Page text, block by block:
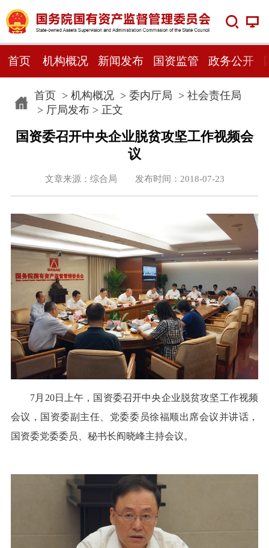
首页 机构概况 新闻发布 国资监管 政务公开
首页> 机构概况> 委内厅局 > 社会责任局
> 厅局发布> 正文
国资委召开中央企业脱贫攻坚工作视频会
议
文章来源：综合局 发布时间：2018-07-23
7月20日上午，国资委召开中央企业脱贫攻坚工作视频
会议，国资委副主任、党委委员徐福顺出席会议并讲话，
国资委党委委员、秘书长阎晓峰主持会议。